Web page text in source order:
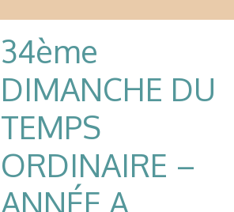
34ème
DIMANCHE DU
TEMPS
ORDINAIRE –
ANNÉE A